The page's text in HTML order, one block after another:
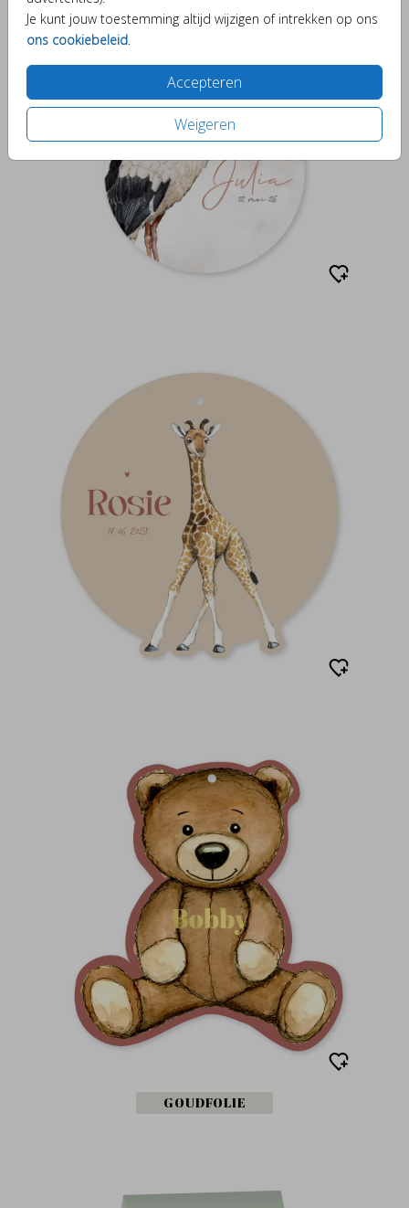
Je kunt jouw toestemming altijd wijzigen of intrekken op ons
ons cookiebeleid
Accepteren
Weigeren
GOUDFOLIE